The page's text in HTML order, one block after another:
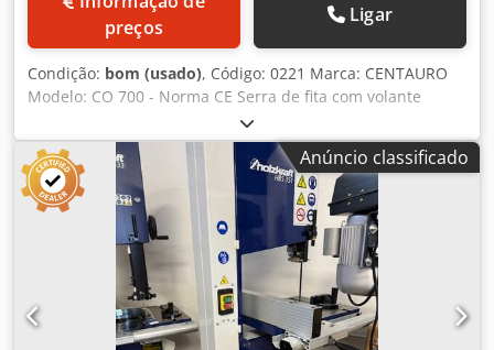
preços
Ligar
Condição: bom (usado), Código: 0221 Marca: CENTAURO
Modelo: CO 700 - Norma CE Serra de fita com volante
coberto para corte de materiais de madeira, marcenaria,
móveis, mobiliário, caixilhos de janelas, portas, plásticos,
alumínio, materiais compósitos e diversos – Norma CE
Dados técnicos: Diâmetro dos volantes (mm): 700 Largura
dos volantes (mm): 40 Dcodpfjzligzsx Af Rek Altura máxima
de corte (mm): 435 Altura da mesa de trabalho ao solo
(mm): 940 Comprimento mínimo/máximo da lâmina (mm):
5040/5180 Potência do motor (Hp): 4 Diâmetro da boca de
sucção (mm): 100 Mesa inclinável Dimensões totais (mm):
1350 x 800 x 2300 (A) Peso (kg): 400
Anúncio classificado